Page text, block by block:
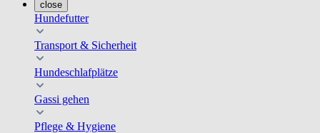
close
Hundefutter
Transport & Sicherheit
Hundeschlafplätze
Gassi gehen
Pflege & Hygiene